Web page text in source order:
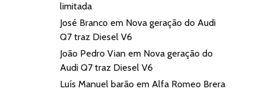
limitada
José Branco em Nova geração do Audi
Q7 traz Diesel V6
João Pedro Vian em Nova geração do
Audi Q7 traz Diesel V6
Luís Manuel barão emAlfa Romeo Brera